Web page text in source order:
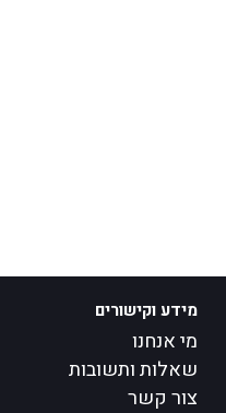
מידע וקישורים
מי אנחנו
שאלות ותשובות
צור קשר